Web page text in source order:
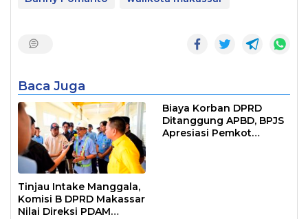
Baca Juga
Tinjau Intake Manggala,
Komisi B DPRD Makassar
Nilai Direksi PDAM
Biaya Korban DPRD
Ditanggung APBD, BPJS
Apresiasi Pemkot